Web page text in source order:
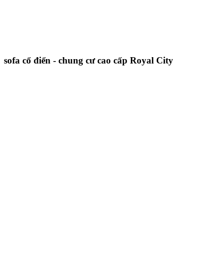
sofa cổ điển - chung cư cao cấp Royal City